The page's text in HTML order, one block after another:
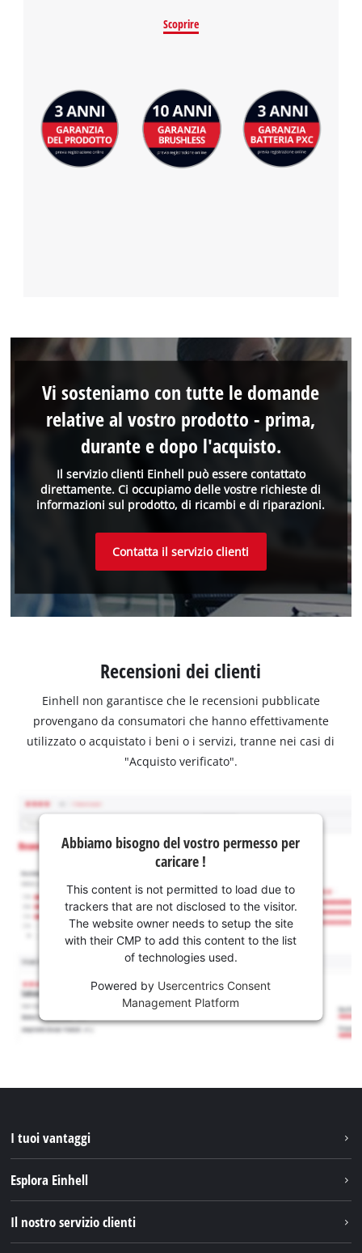
Management Platform
Scoprire
Il servizio clienti Einhell può essere contattato
direttamente. Ci occupiamo delle vostre richieste di
informazioni sul prodotto, di ricambi e di riparazioni.
Vi sosteniamo con tutte le domande
relative al vostro prodotto - prima,
durante e dopo l'acquisto.
Contatta il servizio clienti
Recensioni dei clienti
Einhell non garantisce che le recensioni pubblicate
provengano da consumatori che hanno effettivamente
utilizzato o acquistato i beni o i servizi, tranne nei casi di
"Acquisto verificato".
Abbiamo bisogno del vostro permesso per
caricare !
This content is not permitted to load due to
trackers that are not disclosed to the visitor.
The website owner needs to setup the site
with their CMP to add this content to the list
of technologies used.
Powered by Usercentrics Consent
Management Platform
I tuoi vantaggi
Esplora Einhell
Il nostro servizio clienti